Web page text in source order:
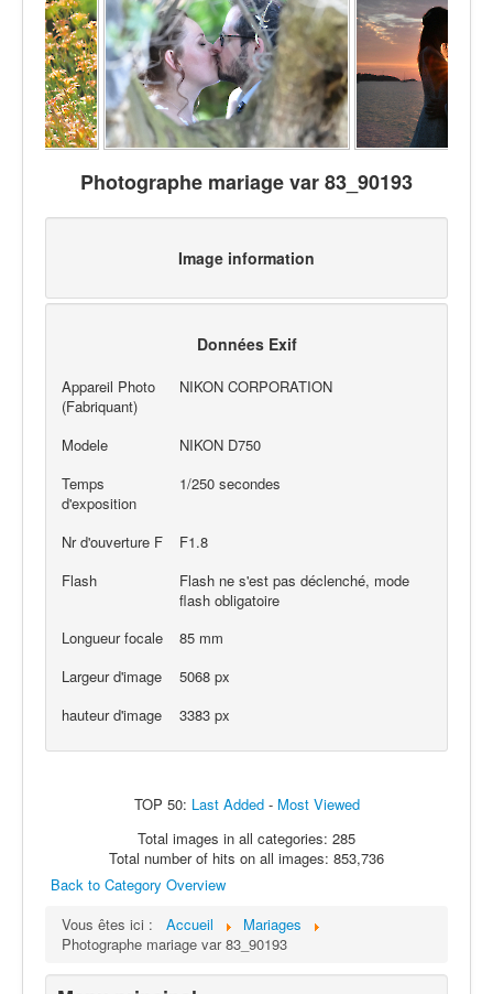
Photographe mariage var 83_90193
Image information
Données Exif
Appareil Photo
(Fabriquant)
NIKON CORPORATION
Modele
NIKON D750
Temps
d'exposition
1/250 secondes
Nr d'ouverture F
F1.8
Flash
Flash ne s'est pas déclenché, mode
flash obligatoire
Longueur focale
85 mm
Largeur d'image
5068 px
hauteur d'image
3383 px
TOP 50: Last Added- Most Viewed
Total images in all categories: 285
Total number of hits on all images: 853,736
Back to Category Overview
Vous êtes ici :
Accueil
Mariages
Photographe mariage var 83_90193